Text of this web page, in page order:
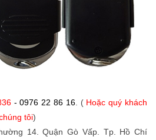
- 0976 22 86 16. ( Hoặc quý khách
tôi)
14. Quận Gò Vấp. Tp. Hồ Chí